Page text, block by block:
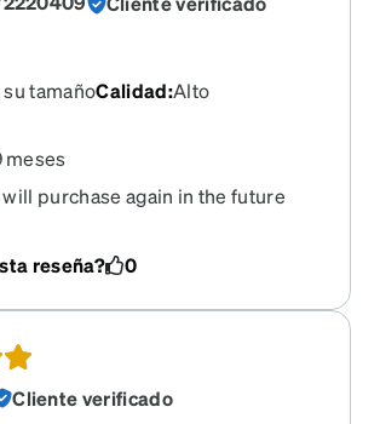
su tamañoCalidad:Alto
meses
purchase again in the future
reseña? 0
Cliente verificado